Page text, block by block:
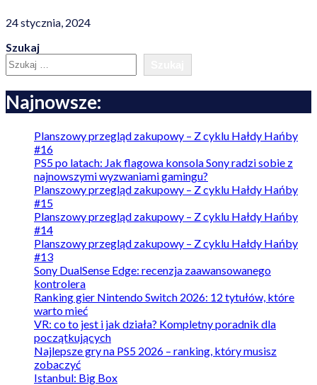
24 stycznia, 2024
Szukaj
Najnowsze:
Planszowy przegląd zakupowy – Z cyklu Hałdy Hańby
#16
PS5 po latach: Jak flagowa konsola Sony radzi sobie z
najnowszymi wyzwaniami gamingu?
Planszowy przegląd zakupowy – Z cyklu Hałdy Hańby
#15
Planszowy przegląd zakupowy – Z cyklu Hałdy Hańby
#14
Planszowy przegląd zakupowy – Z cyklu Hałdy Hańby
#13
Sony DualSense Edge: recenzja zaawansowanego
kontrolera
Ranking gier Nintendo Switch 2026: 12 tytułów, które
warto mieć
VR: co to jest i jak działa? Kompletny poradnik dla
początkujących
Najlepsze gry na PS5 2026 – ranking, który musisz
zobaczyć
Istanbul: Big Box